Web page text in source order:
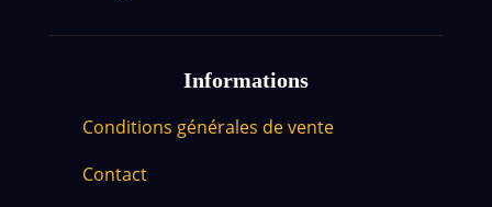
Informations
Conditions générales de vente
Contact